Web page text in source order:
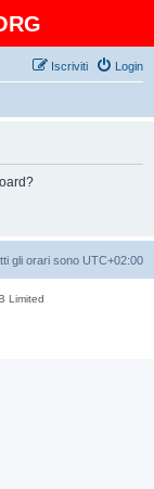
Login
Iscriviti
gli orari sono UTC+02:00
Limited